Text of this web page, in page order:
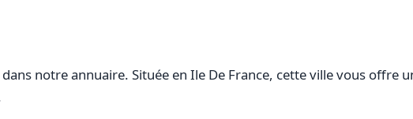
notre annuaire. Située en Ile De France, cette ville vous offre